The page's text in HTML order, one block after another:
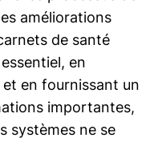
améliorations
de santé
en
en fournissant un
importantes,
systèmes ne se